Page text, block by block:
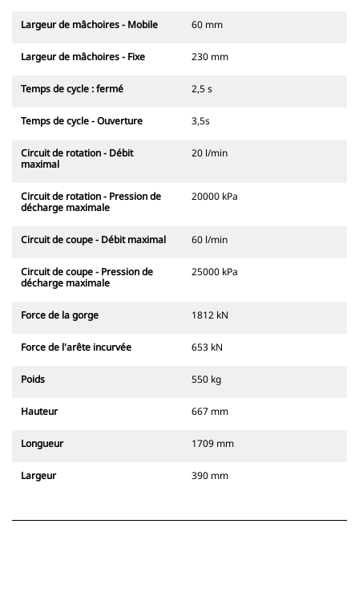
Largeur de mâchoires - Mobile 60 mm
Largeur de mâchoires - Fixe 230 mm
Temps de cycle : fermé 2,5 s
Temps de cycle - Ouverture 3,5s
Circuit de rotation - Débit
maximal
20 l/min
Circuit de rotation - Pression de
décharge maximale
20000 kPa
Circuit de coupe - Débit maximal 60 l/min
Circuit de coupe - Pression de
décharge maximale
25000 kPa
Force de la gorge 1812 kN
Force de l'arête incurvée 653 kN
Poids 550 kg
Hauteur 667 mm
Longueur 1709 mm
Largeur 390 mm